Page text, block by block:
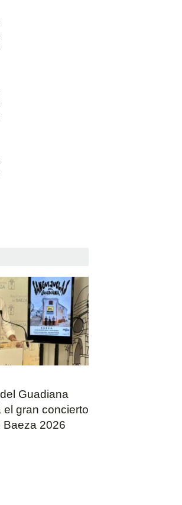
Guadiana
el gran concierto
Baeza 2026